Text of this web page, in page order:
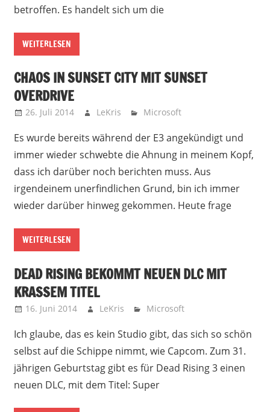
betroffen. Es handelt sich um die
WEITERLESEN
CHAOS IN SUNSET CITY MIT SUNSET
OVERDRIVE
26. Juli 2014 LeKris Microsoft
Es wurde bereits während der E3 angekündigt und
immer wieder schwebte die Ahnung in meinem Kopf,
dass ich darüber noch berichten muss. Aus
irgendeinem unerfindlichen Grund, bin ich immer
wieder darüber hinweg gekommen. Heute frage
WEITERLESEN
DEAD RISING BEKOMMT NEUEN DLC MIT
KRASSEM TITEL
16. Juni 2014 LeKris Microsoft
Ich glaube, das es kein Studio gibt, das sich so schön
selbst auf die Schippe nimmt, wie Capcom. Zum 31.
jährigen Geburtstag gibt es für Dead Rising 3 einen
neuen DLC, mit dem Titel: Super